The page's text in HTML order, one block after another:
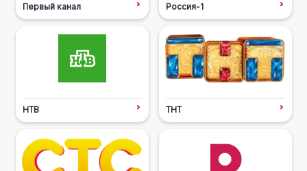
Первый канал Россия-1
НТВ ТНТ